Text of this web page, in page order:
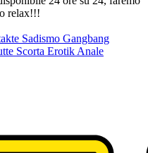
relax!!!
Sadismo Gangbang
Scorta Erotik Anale